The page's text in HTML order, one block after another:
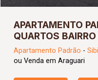
APARTAMENTO
QUARTOS
Apartamento Padrão -
ou Venda em Araguari